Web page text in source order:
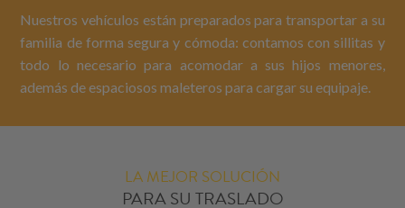
Nuestros vehículos están preparados para transportar a su
familia de forma segura y cómoda: contamos con sillitas y
todo lo necesario para acomodar a sus hijos menores,
además de espaciosos maleteros para cargar su equipaje.
LA MEJOR SOLUCIÓN
PARA SU TRASLADO